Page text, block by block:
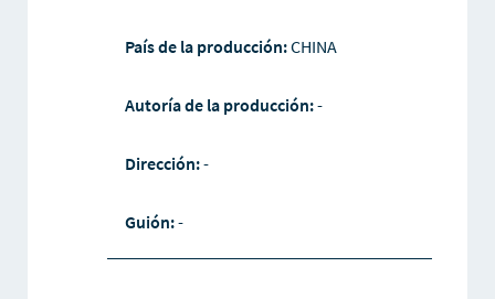
País de la producción:CHINA
Autoría de la producción:-
Dirección:-
Guión:-